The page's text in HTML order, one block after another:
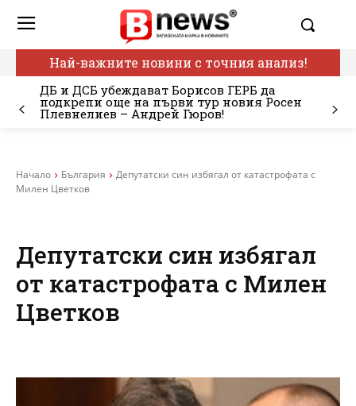
Най-важните новини с точния анализ!
ДБ и ДСБ убеждават Борисов ГЕРБ да
подкрепи още на първи тур новия Росен
Плевнелиев – Андрей Гюров!
Начало България
Депутатски син избягал от катастрофата с
Милен Цветков
Депутатски син избягал
от катастрофата с Милен
Цветков